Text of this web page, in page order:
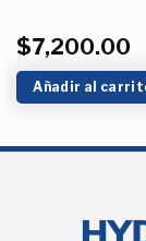
$7,200.00
Añadir al